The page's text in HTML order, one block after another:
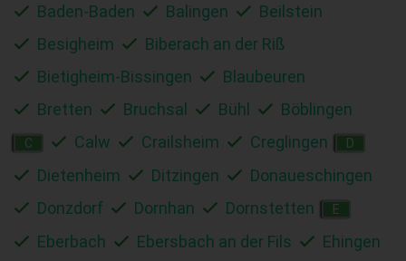
Baden-Baden
Balingen
Beilstein
Besigheim
Biberach an der Riß
Bietigheim-Bissingen
Blaubeuren
Bretten
Bruchsal Bühl Böblingen
C Calw Crailsheim Creglingen D
Dietenheim Ditzingen
Donaueschingen
Donzdorf
Dornhan Dornstetten E
Eberbach Ebersbach an der Fils
Ehingen